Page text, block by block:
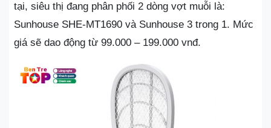
tại, siêu thị đang phân phối 2 dòng vợt muỗi là:
Sunhouse SHE-MT1690 và Sunhouse 3 trong 1. Mức
giá sẽ dao động từ 99.000 – 199.000 vnđ.